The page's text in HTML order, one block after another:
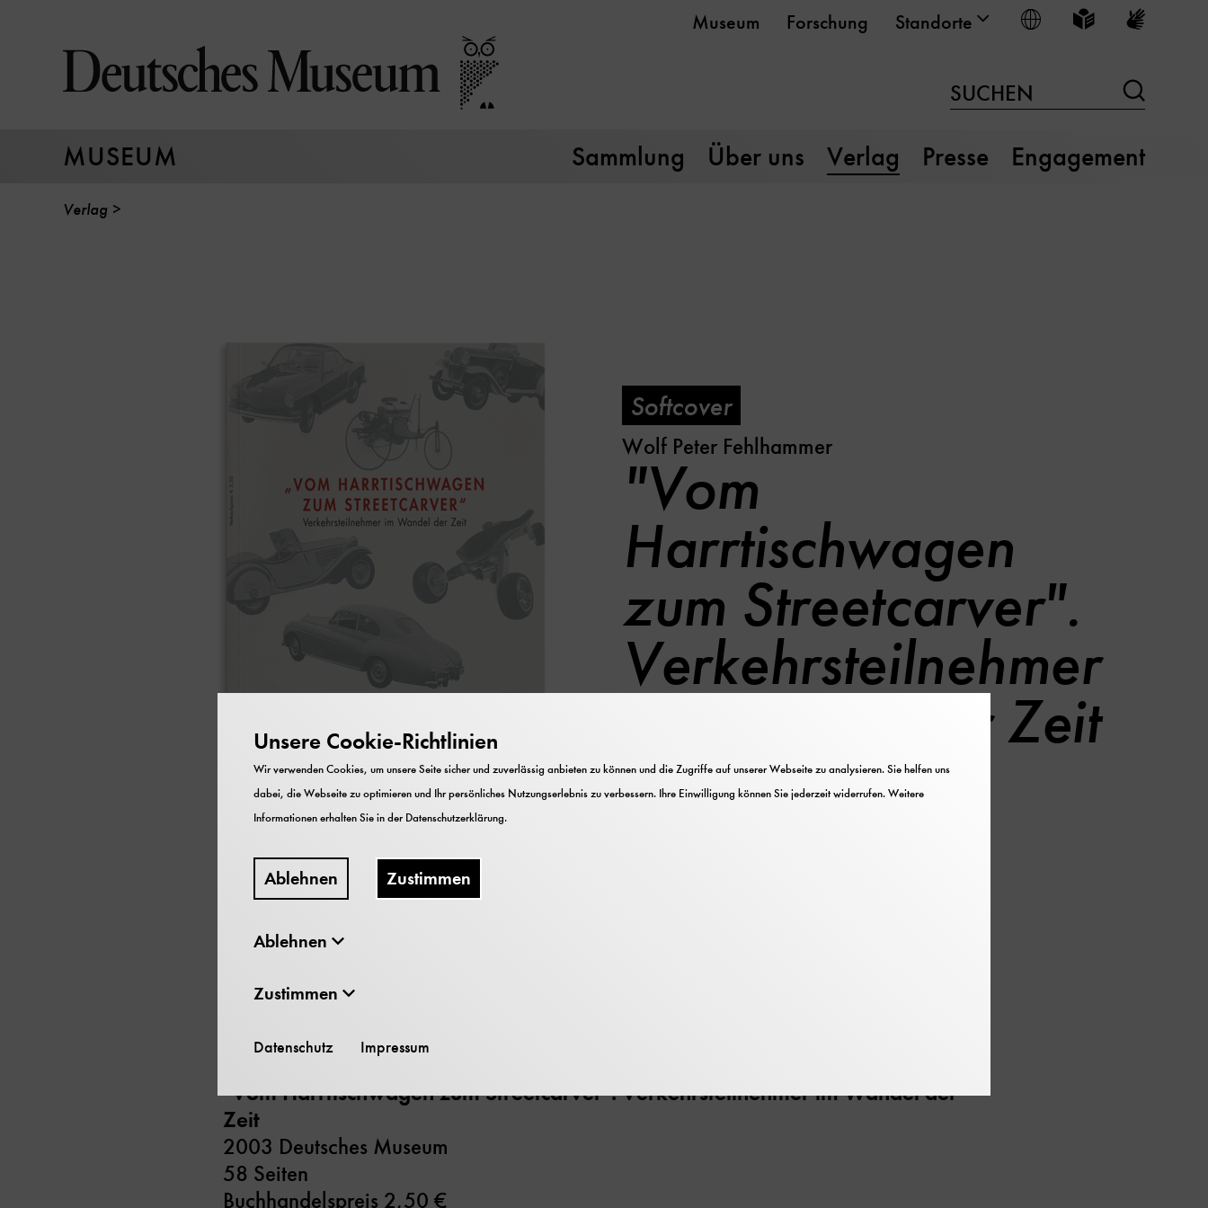
Seiteninhalt
springen
Museum Forschung Standorte Sprache wählen
Leichte Sprache
SUCHEN
MUSEUM Sammlung Über uns Verlag Presse Engagement
Verlag
Softcover
Wolf Peter Fehlhammer
"Vom
Harrtischwagen
zum Streetcarver".
Verkehrsteilnehmer
im Wandel der Zeit
Verkehrszentrums auf der Theresienwiese. In kurzen Epochenschilderungen verfolgt
Wegen seiner zahlreichen Abbildungen von Oldtimern und heuigen Fahrzeugen
"Vom Harrtischwagen zum Streetcarver". Verkehrsteilnehmer im Wandel der
Zeit
2003 Deutsches Museum
58 Seiten
Buchhandelspreis 2,50 €
Unsere Cookie-Richtlinien
Wir verwenden Cookies, um unsere Seite sicher und zuverlässig anbieten zu können und die Zugriffe auf unserer Webseite zu analysieren. Sie helfen uns
dabei, die Webseite zu optimieren und Ihr persönliches Nutzungserlebnis zu verbessern. Ihre Einwilligung können Sie jederzeit widerrufen. Weitere
Informationen erhalten Sie in derDatenschutzerklärung.
Ablehnen Zustimmen
Ablehnen
Zustimmen
Datenschutz Impressum